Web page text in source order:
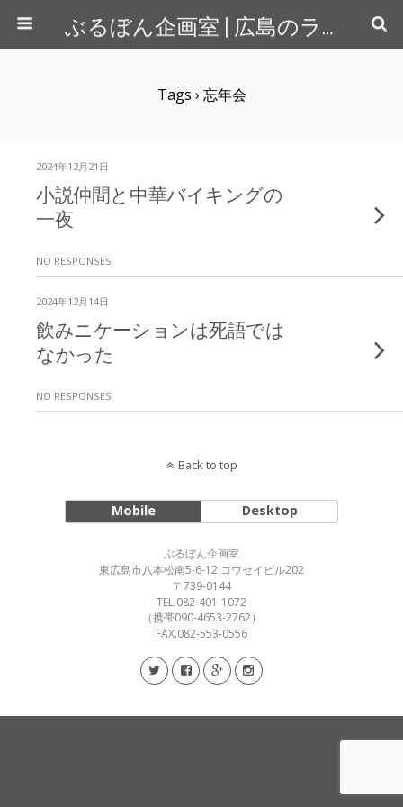
ぶるぼん企画室 | 広島のライター＆カメラマン
Tags › 忘年会
2024年12月21日
小説仲間と中華バイキングの
一夜
NO RESPONSES
2024年12月14日
飲みニケーションは死語では
なかった
NO RESPONSES
Back to top
Mobile Desktop
ぶるぼん企画室
東広島市八本松南5-6-12 コウセイビル202
〒739-0144
TEL.082-401-1072
（携帯090-4653-2762）
FAX.082-553-0556